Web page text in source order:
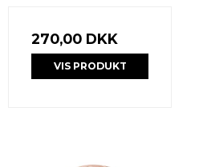
270,00 DKK
VIS PRODUKT